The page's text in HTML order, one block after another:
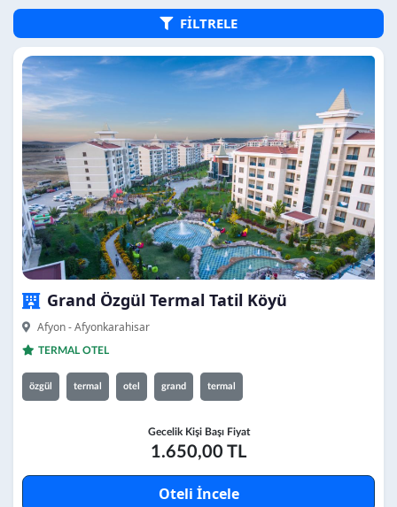
FİLTRELE
Grand Özgül Termal Tatil Köyü
Afyon - Afyonkarahisar
TERMAL OTEL
özgül termal otel grand termal
Gecelik Kişi Başı Fiyat
1.650,00 TL
Oteli İncele